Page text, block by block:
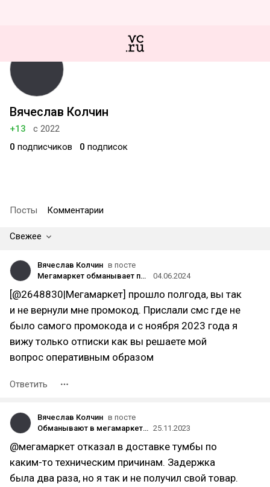
Вячеслав Колчин
+13
с 2022
0 подписчиков 0 подписок
Посты Комментарии
Свежее
Вячеслав Колчин в посте
Мегамаркет обманывает при выдаче промокодов
04.06.2024
[@2648830|Мегамаркет] прошло полгода, вы так
и не вернули мне промокод. Прислали смс где не
было самого промокода и с ноября 2023 года я
вижу только отписки как вы решаете мой
вопрос оперативным образом
Ответить
Вячеслав Колчин в посте
Обманывают в мегамаркете (P.S. Заказ не доставили и промокод не вернули) 25.11.2023
@мегамаркет отказал в доставке тумбы по
каким-то техническим причинам. Задержка
была два раза, но я так и не получил свой товар.